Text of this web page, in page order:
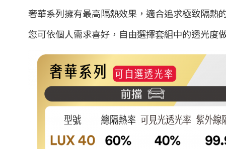
奢華系列擁有最高隔熱效果，適合追求極致隔熱
您可依個人需求喜好，自由選擇套組中的透光度